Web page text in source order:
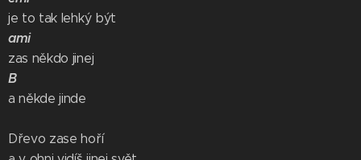
je to tak lehký být
ami
zas někdo jinej
B
a někde jinde
Dřevo zase hoří